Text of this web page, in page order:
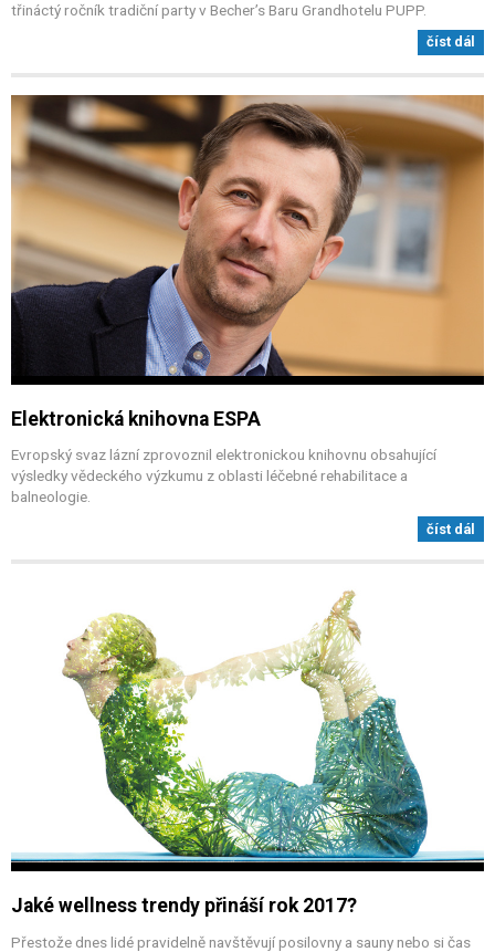
třináctý ročník tradiční party v Becher’s Baru Grandhotelu PUPP.
číst dál
Elektronická knihovna ESPA
Evropský svaz lázní zprovoznil elektronickou knihovnu obsahující
výsledky vědeckého výzkumu z oblasti léčebné rehabilitace a
balneologie.
číst dál
Jaké wellness trendy přináší rok 2017?
Přestože dnes lidé pravidelně navštěvují posilovny a sauny nebo si čas